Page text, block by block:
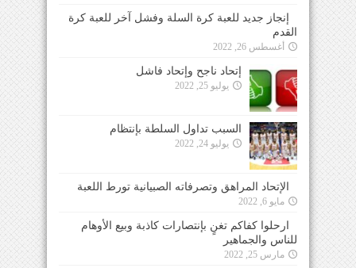
إنجاز جديد للعبة كرة السلة وفشل آخر للعبة كرة
القدم
أغسطس 26, 2022
إتحاد ناجح وإتحاد فاشل
يوليو 25, 2022
السبب تداول السلطة بإنتظام
يوليو 24, 2022
الإتحاد المراهق وتصرفاته الصبيانية تورط اللعبة
مايو 6, 2022
ارحلوا كفاكم تغنٍ بإنتصارات كاذبة وبيع الأوهام
للناس والجماهير
مارس 25, 2022